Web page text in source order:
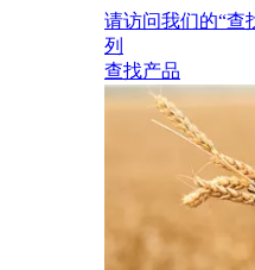
请访问我们的“查
列
查找产品